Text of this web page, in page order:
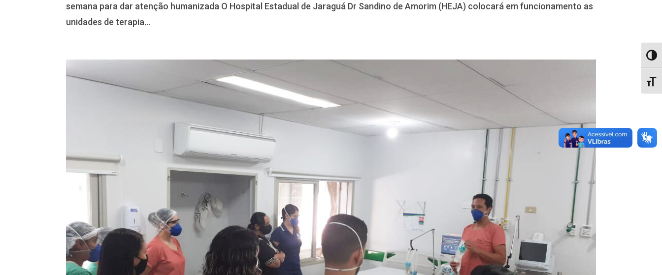
semana para dar atenção humanizada O Hospital Estadual de Jaraguá Dr Sandino de Amorim (HEJA) colocará em funcionamento as
unidades de terapia...